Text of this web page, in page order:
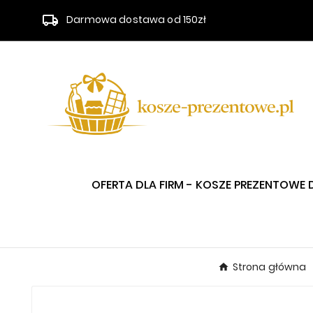
Darmowa dostawa od 150zł
OFERTA DLA FIRM - KOSZE PREZENTOWE
Strona główna